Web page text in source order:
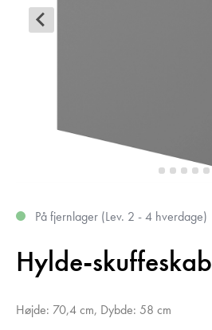
På fjernlager (Lev. 2 - 4 hverdage)
Hylde-skuffeskab
Højde: 70,4 cm, Dybde: 58 cm